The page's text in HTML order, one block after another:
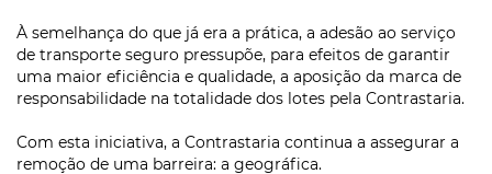
À semelhança do que já era a prática, a adesão ao serviço
de transporte seguro pressupõe, para efeitos de garantir
uma maior eficiência e qualidade, a aposição da marca de
responsabilidade na totalidade dos lotes pela Contrastaria.
Com esta iniciativa, a Contrastaria continua a assegurar a
remoção de uma barreira: a geográfica.